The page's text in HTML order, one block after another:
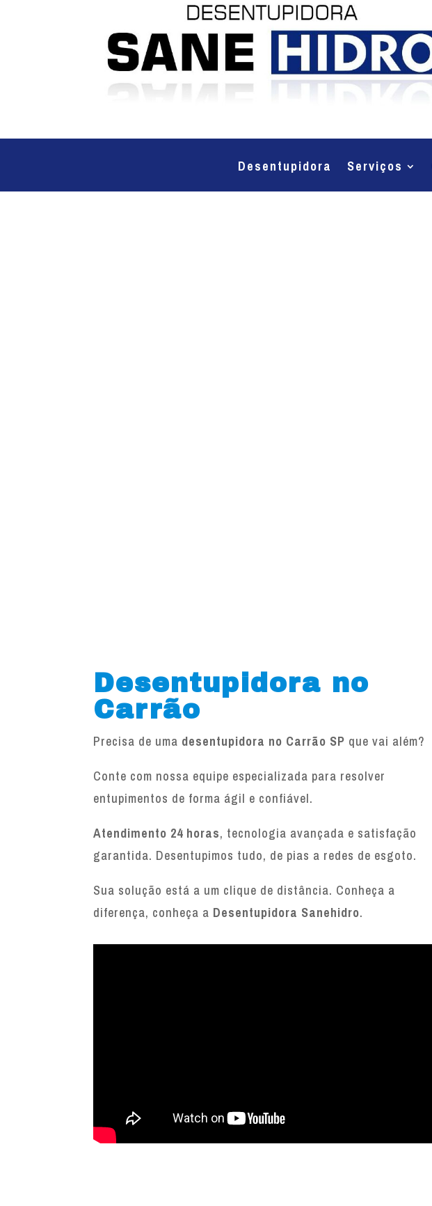
Desentupidora Serviços
Desentupidora no
Carrão
Precisa de uma desentupidora no Carrão SP que vai além?
Conte com nossa equipe especializada para resolver
entupimentos de forma ágil e confiável.
Atendimento 24 horas, tecnologia avançada e satisfação
garantida. Desentupimos tudo, de pias a redes de esgoto.
Sua solução está a um clique de distância. Conheça a
diferença, conheça a Desentupidora Sanehidro.